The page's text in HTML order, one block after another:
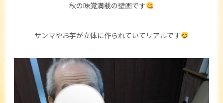
秋の味覚満載の壁画です
サンマやお芋が立体に作られていてリアルです